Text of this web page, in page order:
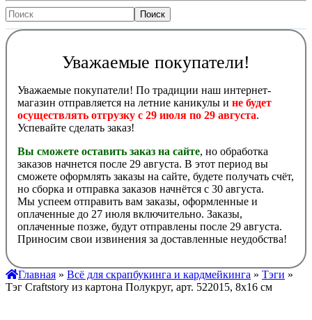
Уважаемые покупатели!
Уважаемые покупатели! По традиции наш интернет-
магазин отправляется на летние каникулы и не будет
осуществлять отгрузку с 29 июля по 29 августа.
Успевайте сделать заказ!
Вы сможете оставить заказ на сайте, но обработка
заказов начнется после 29 августа. В этот период вы
сможете оформлять заказы на сайте, будете получать счёт,
но сборка и отправка заказов начнётся с 30 августа.
Мы успеем отправить вам заказы, оформленные и
оплаченные до 27 июля включительно. Заказы,
оплаченные позже, будут отправлены после 29 августа.
Приносим свои извинения за доставленные неудобства!
Главная » Всё для скрапбукинга и кардмейкинга » Тэги »
Тэг Craftstory из картона Полукруг, арт. 522015, 8х16 см